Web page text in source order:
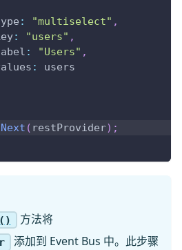
: "multiselect" ,
: "users" ,
: "Users" ,
:
users
( restProvider) ;
方法将
添加到 Event Bus 中。此步骤